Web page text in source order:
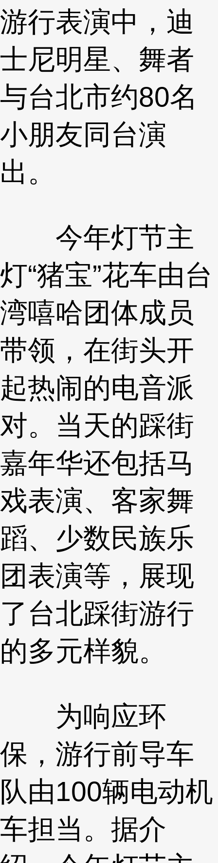
游行表演中，迪
士尼明星、舞者
与台北市约80名
小朋友同台演
出。
今年灯节主
灯“猪宝”花车由台
湾嘻哈团体成员
带领，在街头开
起热闹的电音派
对。当天的踩街
嘉年华还包括马
戏表演、客家舞
蹈、少数民族乐
团表演等，展现
了台北踩街游行
的多元样貌。
为响应环
保，游行前导车
队由100辆电动机
车担当。据介